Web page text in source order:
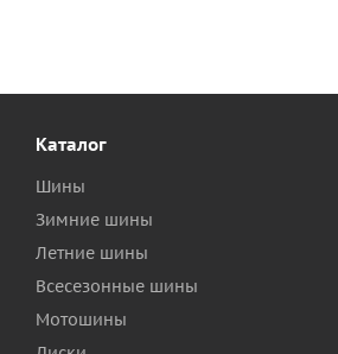
Каталог
Шины
Зимние шины
Летние шины
Всесезонные шины
Мотошины